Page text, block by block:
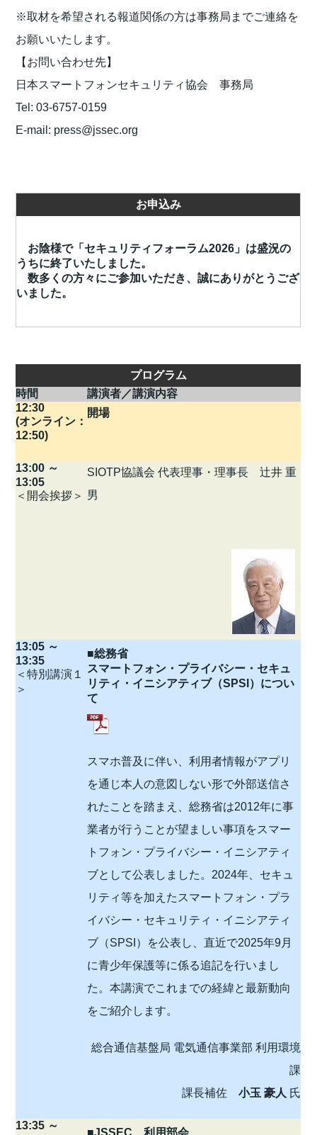
※取材を希望される報道関係の方は事務局までご連絡を
お願いいたします。
【お問い合わせ先】
日本スマートフォンセキュリティ協会 事務局
Tel: 03-6757-0159
E-mail: press@jssec.org
お申込み
お陰様で「セキュリティフォーラム2026」は盛況の
うちに終了いたしました。
数多くの方々にご参加いただき、誠にありがとうござ
いました。
プログラム
時間
講演者／講演内容
12:30
(オンライン：
12:50)
開場
13:00 ～
13:05
＜開会挨拶＞
SIOTP協議会 代表理事・理事長 辻井 重
男
13:05 ～
13:35
＜特別講演１
＞
■総務省
スマートフォン・プライバシー・セキュ
リティ・イニシアティブ（SPSI）につい
て
スマホ普及に伴い、利用者情報がアプリ
を通じ本人の意図しない形で外部送信さ
れたことを踏まえ、総務省は2012年に事
業者が行うことが望ましい事項をスマー
トフォン・プライバシー・イニシアティ
ブとして公表しました。2024年、セキュ
リティ等を加えたスマートフォン・プラ
イバシー・セキュリティ・イニシアティ
ブ（SPSI）を公表し、直近で2025年9月
に青少年保護等に係る追記を行いまし
た。本講演でこれまでの経緯と最新動向
をご紹介します。
総合通信基盤局 電気通信事業部 利用環境
課
課長補佐小玉 豪人 氏
13:35 ～
■JSSEC 利用部会